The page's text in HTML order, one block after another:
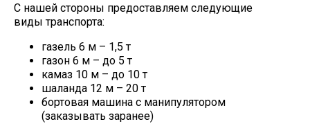
Скобо-гибочные изделия
Остальное
Нержавейка
С нашей стороны предоставляем следующие
виды транспорта:
газель 6 м – 1,5 т
газон 6 м – до 5 т
камаз 10 м – до 10 т
шаланда 12 м – 20 т
бортовая машина с манипулятором
(заказывать заранее)